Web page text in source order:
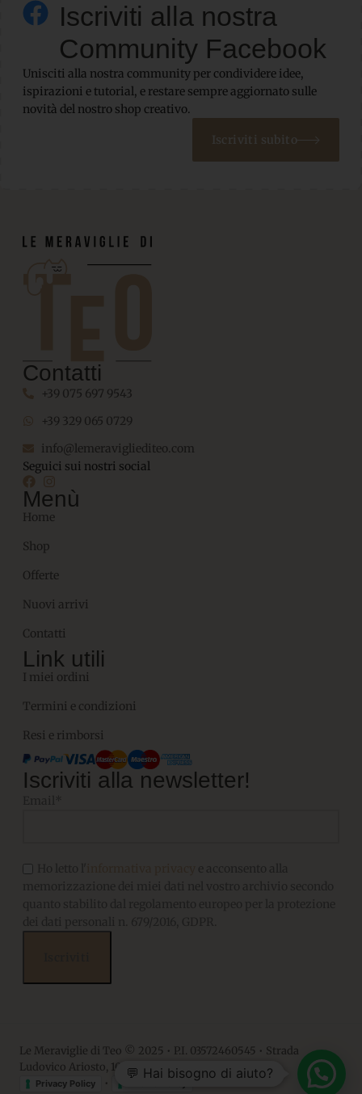
Iscriviti alla nostra
Community Facebook
Unisciti alla nostra community per condividere idee,
ispirazioni e tutorial, e restare sempre aggiornato sulle
novità del nostro shop creativo.
Iscriviti subito
Contatti
+39 075 697 9543
+39 329 065 0729
info@lemeravigliediteo.com
Seguici sui nostri social
Menù
Home
Shop
Offerte
Nuovi arrivi
Contatti
Link utili
I miei ordini
Termini e condizioni
Resi e rimborsi
Iscriviti alla newsletter!
Le Meraviglie di Teo © 2025 • P.I. 03572460545 • Strada
Ludovico Ariosto, 10 • 06063, Magione PG
Privacy Policy •
💬 Hai bisogno di aiuto?